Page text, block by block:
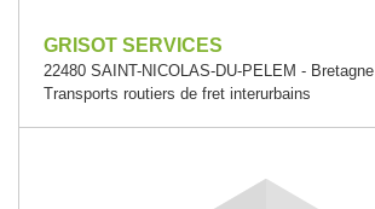
GRISOT SERVICES
22480 SAINT-NICOLAS-DU-PELEM - Bretagne
Transports routiers de fret interurbains